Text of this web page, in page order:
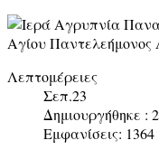
Λεπτομέρειες
Σεπ.23
Δημιουργήθηκε :
Εμφανίσεις: 1364